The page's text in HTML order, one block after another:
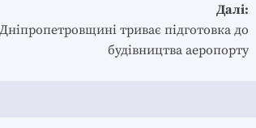
Далі:
триває підготовка до
будівництва аеропорту